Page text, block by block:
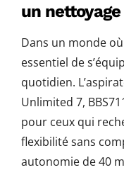
un
Dans un monde
essentiel de
quotidien.
Unlimited 7,
pour ceux qui
flexibilité sans
autonomie de 40